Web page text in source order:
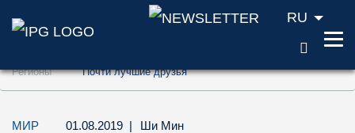
Перейти к содержанию (ключ доступа
Перейти к поиску (ключ доступа '2')
Перейти к навигации (ключ доступа '3')
RU
Регионы Почти лучшие друзья
МИР 01.08.2019 | Ши Мин